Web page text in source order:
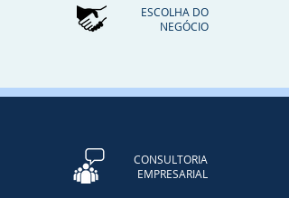
ESCOLHA DO
NEGÓCIO
CONSULTORIA
EMPRESARIAL